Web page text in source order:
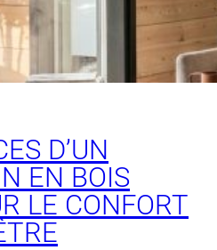
D’UN
EN BOIS
LE CONFORT